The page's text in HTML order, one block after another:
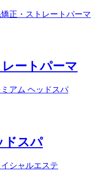
ートパーマ
ドスパ